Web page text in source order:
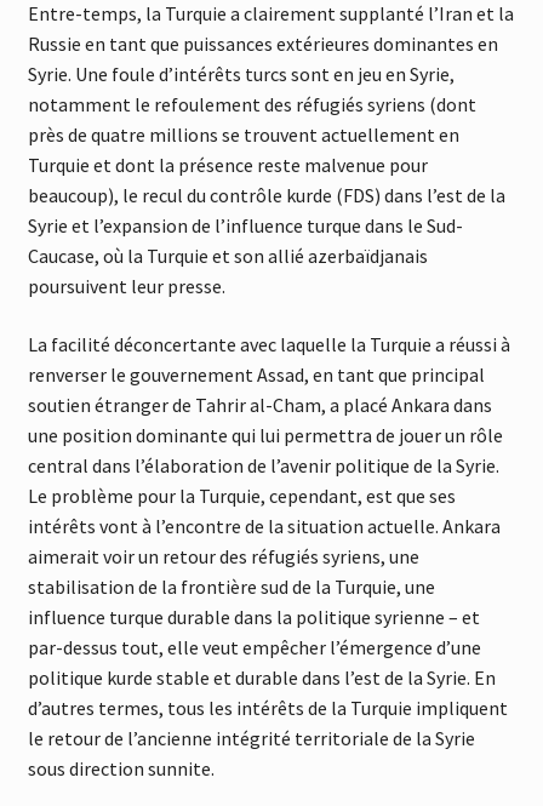
Entre-temps, la Turquie a clairement supplanté l’Iran et la
Russie en tant que puissances extérieures dominantes en
Syrie. Une foule d’intérêts turcs sont en jeu en Syrie,
notamment le refoulement des réfugiés syriens (dont
près de quatre millions se trouvent actuellement en
Turquie et dont la présence reste malvenue pour
beaucoup), le recul du contrôle kurde (FDS) dans l’est de la
Syrie et l’expansion de l’influence turque dans le Sud-
Caucase, où la Turquie et son allié azerbaïdjanais
poursuivent leur presse.
La facilité déconcertante avec laquelle la Turquie a réussi à
renverser le gouvernement Assad, en tant que principal
soutien étranger de Tahrir al-Cham, a placé Ankara dans
une position dominante qui lui permettra de jouer un rôle
central dans l’élaboration de l’avenir politique de la Syrie.
Le problème pour la Turquie, cependant, est que ses
intérêts vont à l’encontre de la situation actuelle. Ankara
aimerait voir un retour des réfugiés syriens, une
stabilisation de la frontière sud de la Turquie, une
influence turque durable dans la politique syrienne – et
par-dessus tout, elle veut empêcher l’émergence d’une
politique kurde stable et durable dans l’est de la Syrie. En
d’autres termes, tous les intérêts de la Turquie impliquent
le retour de l’ancienne intégrité territoriale de la Syrie
sous direction sunnite.